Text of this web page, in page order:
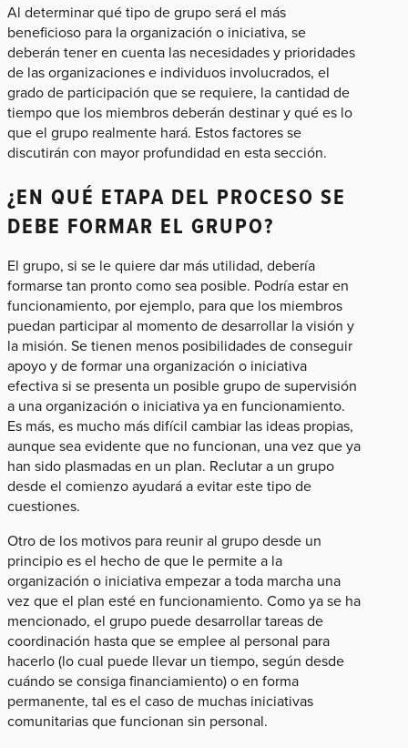
Al determinar qué tipo de grupo será el más
beneficioso para la organización o iniciativa, se
deberán tener en cuenta las necesidades y prioridades
de las organizaciones e individuos involucrados, el
grado de participación que se requiere, la cantidad de
tiempo que los miembros deberán destinar y qué es lo
que el grupo realmente hará. Estos factores se
discutirán con mayor profundidad en esta sección.
¿EN QUÉ ETAPA DEL PROCESO SE
DEBE FORMAR EL GRUPO?
El grupo, si se le quiere dar más utilidad, debería
formarse tan pronto como sea posible. Podría estar en
funcionamiento, por ejemplo, para que los miembros
puedan participar al momento de desarrollar la visión y
la misión. Se tienen menos posibilidades de conseguir
apoyo y de formar una organización o iniciativa
efectiva si se presenta un posible grupo de supervisión
a una organización o iniciativa ya en funcionamiento.
Es más, es mucho más difícil cambiar las ideas propias,
aunque sea evidente que no funcionan, una vez que ya
han sido plasmadas en un plan. Reclutar a un grupo
desde el comienzo ayudará a evitar este tipo de
cuestiones.
Otro de los motivos para reunir al grupo desde un
principio es el hecho de que le permite a la
organización o iniciativa empezar a toda marcha una
vez que el plan esté en funcionamiento. Como ya se ha
mencionado, el grupo puede desarrollar tareas de
coordinación hasta que se emplee al personal para
hacerlo (lo cual puede llevar un tiempo, según desde
cuándo se consiga financiamiento) o en forma
permanente, tal es el caso de muchas iniciativas
comunitarias que funcionan sin personal.